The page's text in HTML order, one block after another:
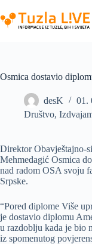
to
content
Osmica dostavio
desK
01.
Društvo,
Direktor Obavještajno-
Mehmedagić Osmica
nad radom OSA svoju
Srpske.
“Pored diplome Više
je dostavio diplomu
u razdoblju kada je bio
iz spomenutog